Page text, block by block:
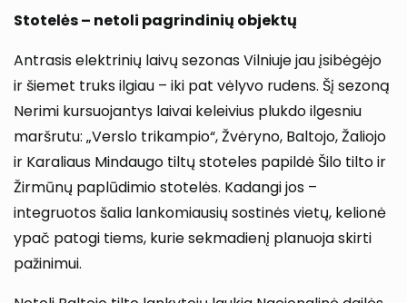
Stotelės – netoli pagrindinių objektų
Antrasis elektrinių laivų sezonas Vilniuje jau įsibėgėjo
ir šiemet truks ilgiau – iki pat vėlyvo rudens. Šį sezoną
Nerimi kursuojantys laivai keleivius plukdo ilgesniu
maršrutu: „Verslo trikampio“, Žvėryno, Baltojo, Žaliojo
ir Karaliaus Mindaugo tiltų stoteles papildė Šilo tilto ir
Žirmūnų paplūdimio stotelės. Kadangi jos –
integruotos šalia lankomiausių sostinės vietų, kelionė
ypač patogi tiems, kurie sekmadienį planuoja skirti
pažinimui.